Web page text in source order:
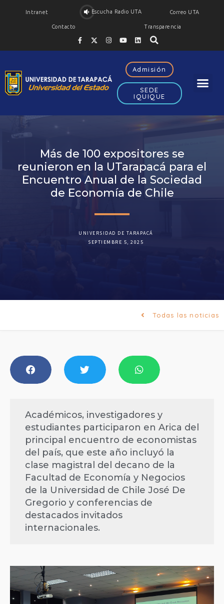
Intranet Escucha Radio UTA Correo UTA
Contacto Transparencia
Admisión
SEDE
IQUIQUE
Más de 100 expositores se
reunieron en la UTarapacá para el
Encuentro Anual de la Sociedad
de Economía de Chile
UNIVERSIDAD DE TARAPACÁ
SEPTIEMBRE 5, 2025
Todas las noticias
Académicos, investigadores y
estudiantes participaron en Arica del
principal encuentro de economistas
del país, que este año incluyó la
clase magistral del decano de la
Facultad de Economía y Negocios
de la Universidad de Chile José De
Gregorio y conferencias de
destacados invitados
internacionales.